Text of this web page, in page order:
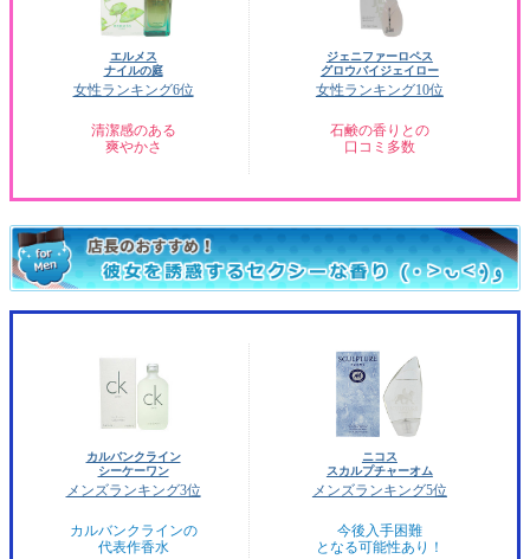
エルメス
ナイルの庭
女性ランキング6位
清潔感のある
爽やかさ
ジェニファーロペス
グロウバイジェイロー
女性ランキング10位
石鹸の香りとの
口コミ多数
カルバンクライン
シーケーワン
メンズランキング3位
カルバンクラインの
代表作香水
ニコス
スカルプチャーオム
メンズランキング5位
今後入手困難
となる可能性あり！